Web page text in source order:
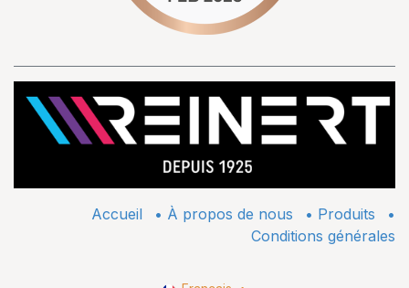
Accueil • À propos de nous • ​Produits
•
Conditions générales